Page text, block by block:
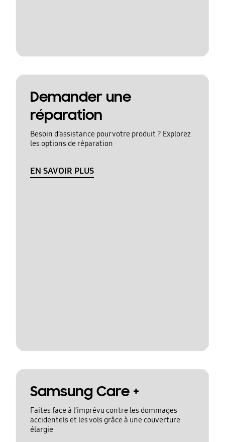
Demander une
réparation
Besoin d’assistance pour votre produit ? Explorez
les options de réparation
EN SAVOIR PLUS
Samsung Care +
Faites face à l’imprévu contre les dommages
accidentels et les vols grâce à une couverture
élargie